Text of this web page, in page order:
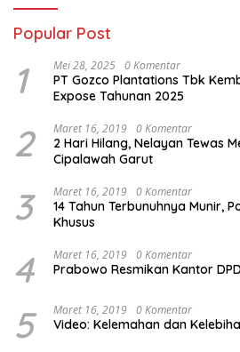
Popular Post
1 Mei 28, 2025 0 Komentar
PT Gozco Plantations Tbk
Expose Tahunan 2025
2 Maret 16, 2019 0 Komentar
2 Hari Hilang, Nelayan Tewas
Cipalawah Garut
3 Maret 16, 2019 0 Komentar
14 Tahun Terbunuhnya Munir,
Khusus
4 Maret 16, 2019 0 Komentar
Prabowo Resmikan Kantor
5 Maret 16, 2019 0 Komentar
Video: Kelemahan dan